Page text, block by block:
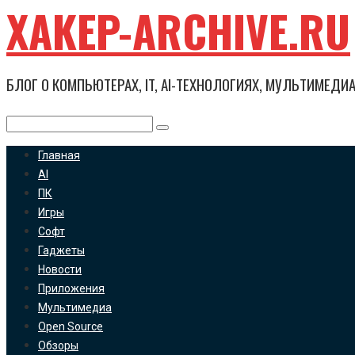
Перейти
к
контенту
XAKEP-ARCHIVE.RU
БЛОГ О КОМПЬЮТЕРАХ, IT, AI-ТЕХНОЛОГИЯХ, МУЛЬТИМЕДИА
Главная
AI
ПК
Игры
Софт
Гаджеты
Новости
Приложения
Мультимедиа
Open Source
Обзоры